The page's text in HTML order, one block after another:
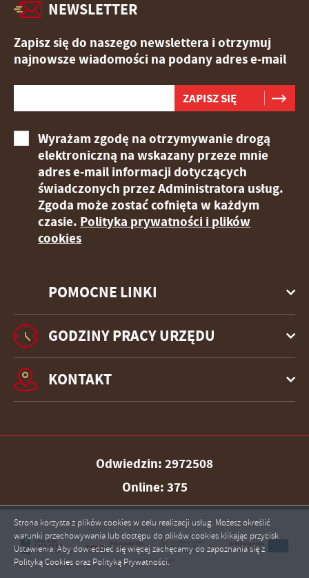
POMOCNE LINKI
NEWSLETTER
Zapisz się do naszego newslettera i otrzymuj
najnowsze wiadomości na podany adres e-mail
Wyrażam zgodę na otrzymywanie drogą
elektroniczną na wskazany przeze mnie
adres e-mail informacji dotyczących
świadczonych przez Administratora usług.
Zgoda może zostać cofnięta w każdym
czasie. Polityka prywatności i plików
cookies
GODZINY PRACY URZĘDU
KONTAKT
Odwiedzin: 2972508
Online: 375
Strona korzysta z plików cookies w celu realizacji usług. Możesz określić
warunki przechowywania lub dostępu do plików cookies klikając przycisk
Ustawienia. Aby dowiedzieć się więcej zachęcamy do zapoznania się z
Polityką Cookies oraz Polityką Prywatności.